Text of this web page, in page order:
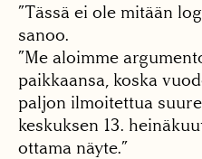
”Tässä ei ole mitään
sanoo.
”Me aloimme
paikkaansa, koska
paljon ilmoitettua
keskuksen 13.
ottama näyte.”